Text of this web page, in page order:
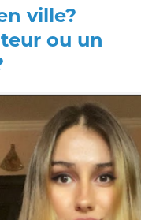
ville?
ou un